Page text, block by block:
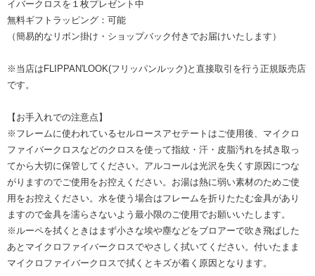
イバークロスを１枚プレゼント中
無料ギフトラッピング：可能
（簡易的なリボン掛け・ショップバック付きでお届けいたします）
※当店はFLIPPAN'LOOK(フリッパンルック)と直接取引を行う正規販売店
です。
【お手入れでの注意点】
※フレームに使われているセルロースアセテートはご使用後、マイクロ
ファイバークロスなどのクロスを使って指紋・汗・皮脂汚れを拭き取っ
てから大切に保管してください。アルコールは光沢を失くす原因につな
がりますのでご使用をお控えください。お湯は熱に弱い素材のためご使
用をお控えください。水を使う場合はフレームを折りたたむ金具があり
ますので金具を濡らさないよう最小限のご使用でお願いいたします。
※ルーペを拭くときはまず小さな埃や塵などをブロアーで吹き飛ばした
あとマイクロファイバークロスでやさしく拭いてください。付いたまま
マイクロファイバークロスで拭くとキズが着く原因となります。